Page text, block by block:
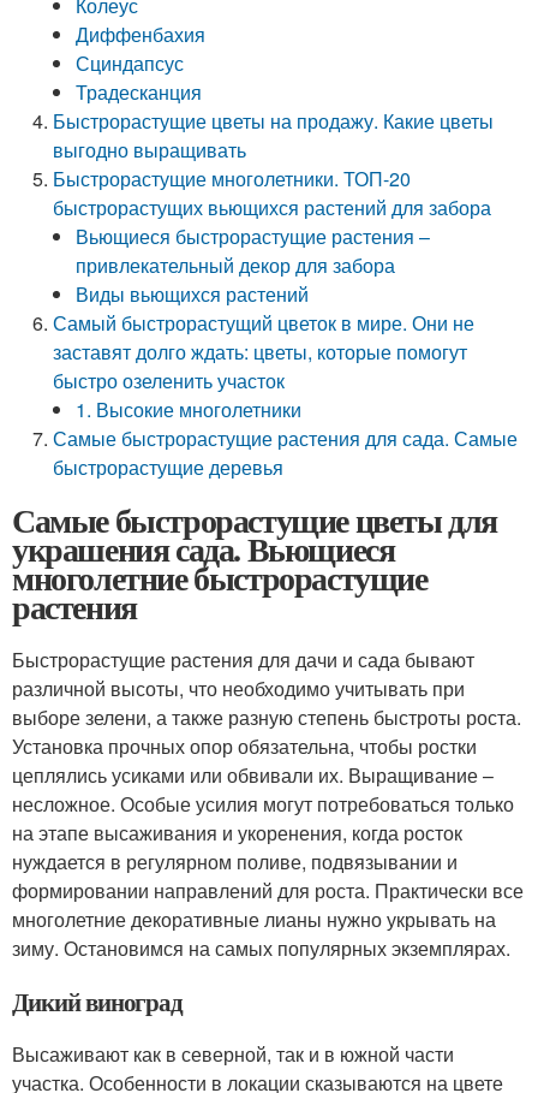
Диффенбахия
Сциндапсус
Традесканция
Быстрорастущие цветы на продажу. Какие цветы
выгодно выращивать
Быстрорастущие многолетники. ТОП-20
быстрорастущих вьющихся растений для забора
Вьющиеся быстрорастущие растения –
привлекательный декор для забора
Виды вьющихся растений
Самый быстрорастущий цветок в мире. Они не
заставят долго ждать: цветы, которые помогут
быстро озеленить участок
1. Высокие многолетники
Самые быстрорастущие растения для сада. Самые
быстрорастущие деревья
Самые быстрорастущие цветы для
украшения сада. Вьющиеся
многолетние быстрорастущие
растения
Быстрорастущие растения для дачи и сада бывают
различной высоты, что необходимо учитывать при
выборе зелени, а также разную степень быстроты роста.
Установка прочных опор обязательна, чтобы ростки
цеплялись усиками или обвивали их. Выращивание –
несложное. Особые усилия могут потребоваться только
на этапе высаживания и укоренения, когда росток
нуждается в регулярном поливе, подвязывании и
формировании направлений для роста. Практически все
многолетние декоративные лианы нужно укрывать на
зиму. Остановимся на самых популярных экземплярах.
Дикий виноград
Высаживают как в северной, так и в южной части
участка. Особенности в локации сказываются на цвете